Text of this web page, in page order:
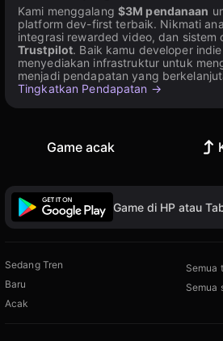
Kami menggalang $3M pendanaan
platform dev-first terbaik. Nikmati
integrasi rewarded video, dan
Trustpilot. Baik kamu developer
menyediakan infrastruktur untuk
menjadi pendapatan yang
Tingkatkan Pendapatan →
Game acak
Game di HP atau
Sedang Tren
Baru
Acak
Semua
Semua